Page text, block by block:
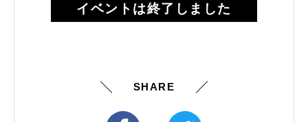
イベントは終了しました
SHARE